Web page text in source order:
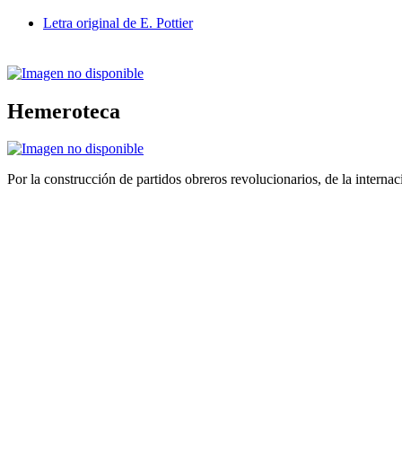
Letra original de E. Pottier
Hemeroteca
Por la construcción de partidos obreros revolucionarios, de la